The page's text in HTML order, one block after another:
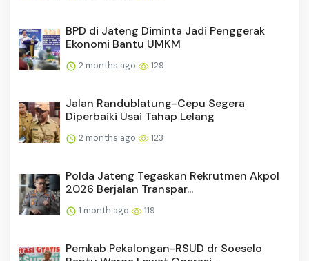
BPD di Jateng Diminta Jadi Penggerak
Ekonomi Bantu UMKM
2 months ago 129
Jalan Randublatung-Cepu Segera
Diperbaiki Usai Tahap Lelang
2 months ago 123
Polda Jateng Tegaskan Rekrutmen Akpol
2026 Berjalan Transpar...
1 month ago 119
Pemkab Pekalongan-RSUD dr Soeselo